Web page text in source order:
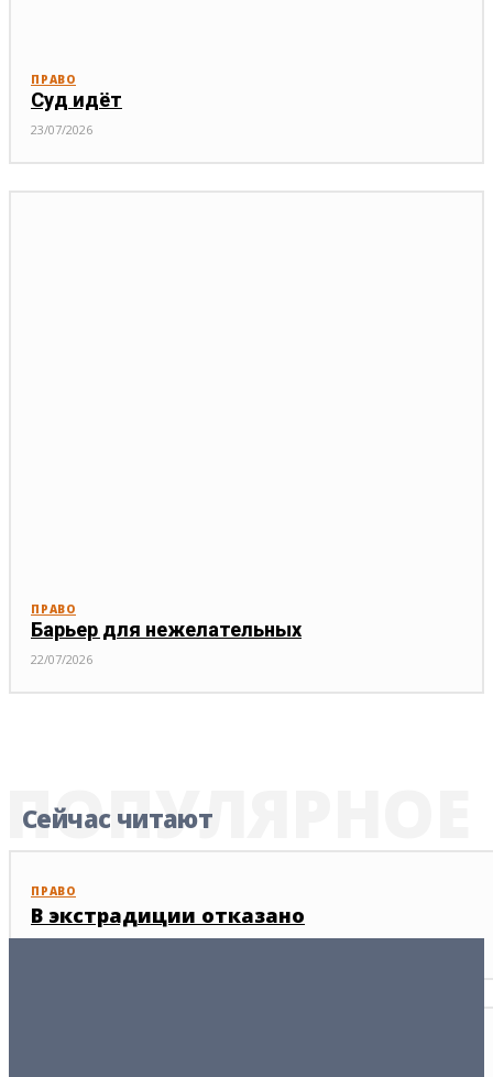
ПРАВО
Суд идёт
23/07/2026
ПРАВО
Барьер для нежелательных
22/07/2026
Сейчас читают
ПОПУЛЯРНОЕ
ПРАВО
В экстрадиции отказано